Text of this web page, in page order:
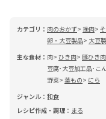
カテゴリ： 肉のおかず 挽肉
卵・大豆製品
大豆
主な食材： 肉 ひき肉 豚ひき肉
豆腐･大豆加工品･こ
野菜 葉もの
にら
ジャンル： 和食
レシピ作成・調理： まる